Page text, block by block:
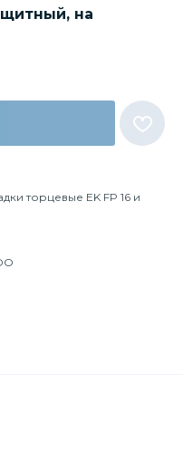
на
торцевые EK FP 16 и